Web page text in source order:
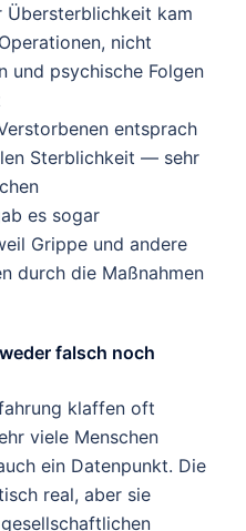
Übersterblichkeit kam
nicht
und psychische Folgen
entsprach
Sterblichkeit — sehr
es sogar
Grippe und andere
durch die Maßnahmen
falsch noch
klaffen oft
viele Menschen
ein Datenpunkt. Die
real, aber sie